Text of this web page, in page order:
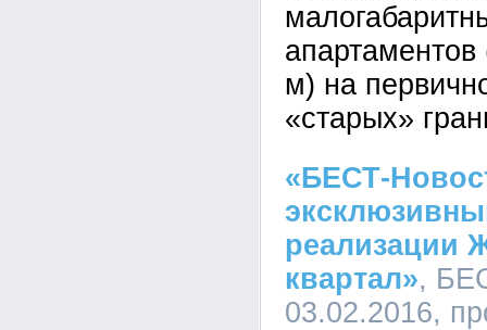
м) на
«старых»
«БЕСТ-
реализации
квартал»,
03.02.2016,